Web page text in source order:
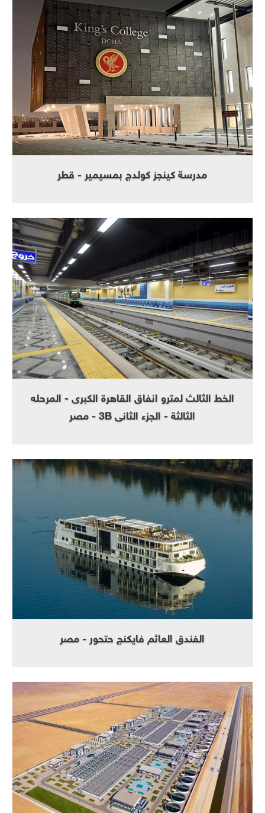
مدرسة كينجز كولدج بمسيمير - قطر
الخط الثالث لمترو انفاق القاهرة الكبرى - المرحله
الثالثة - الجزء الثانى 3B - مصر
الفندق العائم فايكنج حتحور - مصر